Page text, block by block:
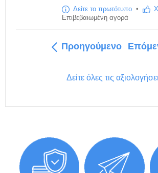
Δείτε το πρωτότυπο •
Επιβεβαιωμένη αγορά
Προηγούμενο
Δείτε όλες τις